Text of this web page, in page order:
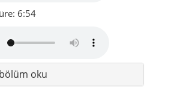
6:54
oku